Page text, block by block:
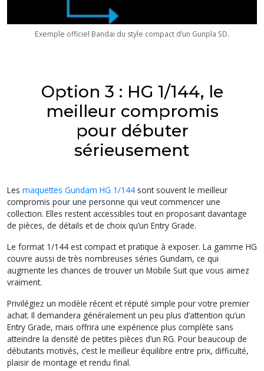
Exemple officiel Bandai du style compact d’un Gunpla SD.
Option 3 : HG 1/144, le
meilleur compromis
pour débuter
sérieusement
Les maquettes Gundam HG 1/144 sont souvent le meilleur
compromis pour une personne qui veut commencer une
collection. Elles restent accessibles tout en proposant davantage
de pièces, de détails et de choix qu’un Entry Grade.
Le format 1/144 est compact et pratique à exposer. La gamme HG
couvre aussi de très nombreuses séries Gundam, ce qui
augmente les chances de trouver un Mobile Suit que vous aimez
vraiment.
Privilégiez un modèle récent et réputé simple pour votre premier
achat. Il demandera généralement un peu plus d’attention qu’un
Entry Grade, mais offrira une expérience plus complète sans
atteindre la densité de petites pièces d’un RG. Pour beaucoup de
débutants motivés, c’est le meilleur équilibre entre prix, difficulté,
plaisir de montage et rendu final.